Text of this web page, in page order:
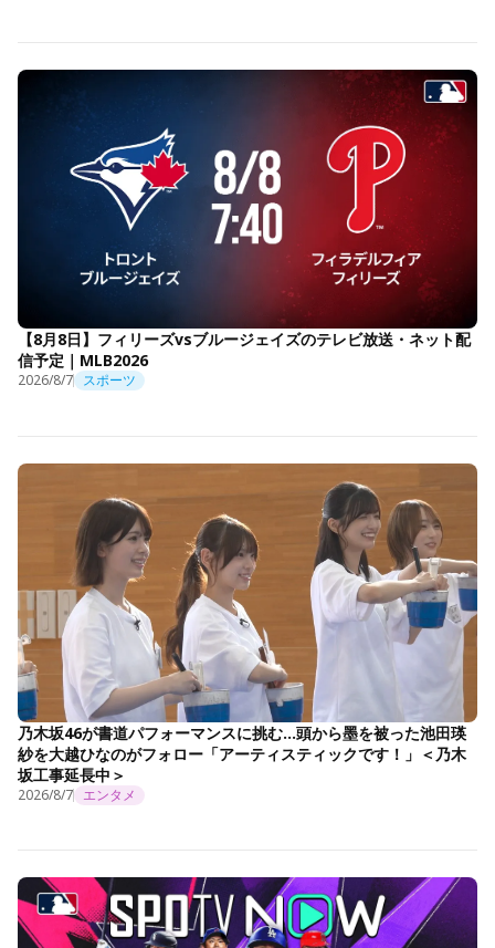
【8月8日】フィリーズvsブルージェイズのテレビ放送・ネット配
信予定｜MLB2026
2026/8/7 スポーツ
乃木坂46が書道パフォーマンスに挑む…頭から墨を被った池田瑛
紗を大越ひなのがフォロー「アーティスティックです！」＜乃木
坂工事延長中＞
2026/8/7 エンタメ